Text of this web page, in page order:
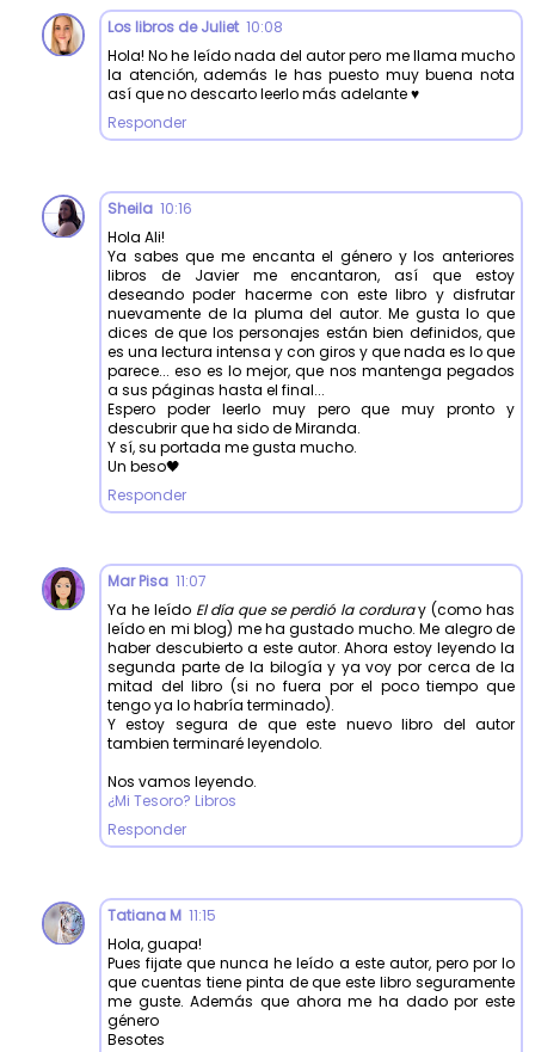
Los libros de Juliet 10:08
Hola! No he leído nada del autor pero me llama mucho
la atención, además le has puesto muy buena nota
así que no descarto leerlo más adelante ♥
Responder
Sheila 10:16
Hola Ali!
Ya sabes que me encanta el género y los anteriores
libros de Javier me encantaron, así que estoy
deseando poder hacerme con este libro y disfrutar
nuevamente de la pluma del autor. Me gusta lo que
dices de que los personajes están bien definidos, que
es una lectura intensa y con giros y que nada es lo que
parece... eso es lo mejor, que nos mantenga pegados
a sus páginas hasta el final...
Espero poder leerlo muy pero que muy pronto y
descubrir que ha sido de Miranda.
Y sí, su portada me gusta mucho.
Un beso🖤
Responder
Mar Pisa 11:07
Ya he leído El día que se perdió la corduray (como has
leído en mi blog) me ha gustado mucho. Me alegro de
haber descubierto a este autor. Ahora estoy leyendo la
segunda parte de la bilogía y ya voy por cerca de la
mitad del libro (si no fuera por el poco tiempo que
tengo ya lo habría terminado).
Y estoy segura de que este nuevo libro del autor
tambien terminaré leyendolo.
Nos vamos leyendo.
¿Mi Tesoro? Libros
Responder
Tatiana M 11:15
Hola, guapa!
Pues fijate que nunca he leído a este autor, pero por lo
que cuentas tiene pinta de que este libro seguramente
me guste. Además que ahora me ha dado por este
género
Besotes